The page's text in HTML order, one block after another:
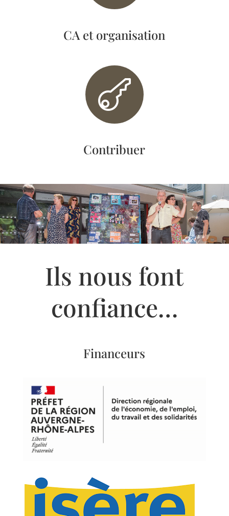
CA et organisation

Contribuer
Ils nous font
confiance…
Financeurs